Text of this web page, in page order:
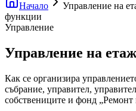
Начало
Управление на
функции
Управление
Управление на
Как се организира
събрание, управител,
собствениците и фонд „Ремонт